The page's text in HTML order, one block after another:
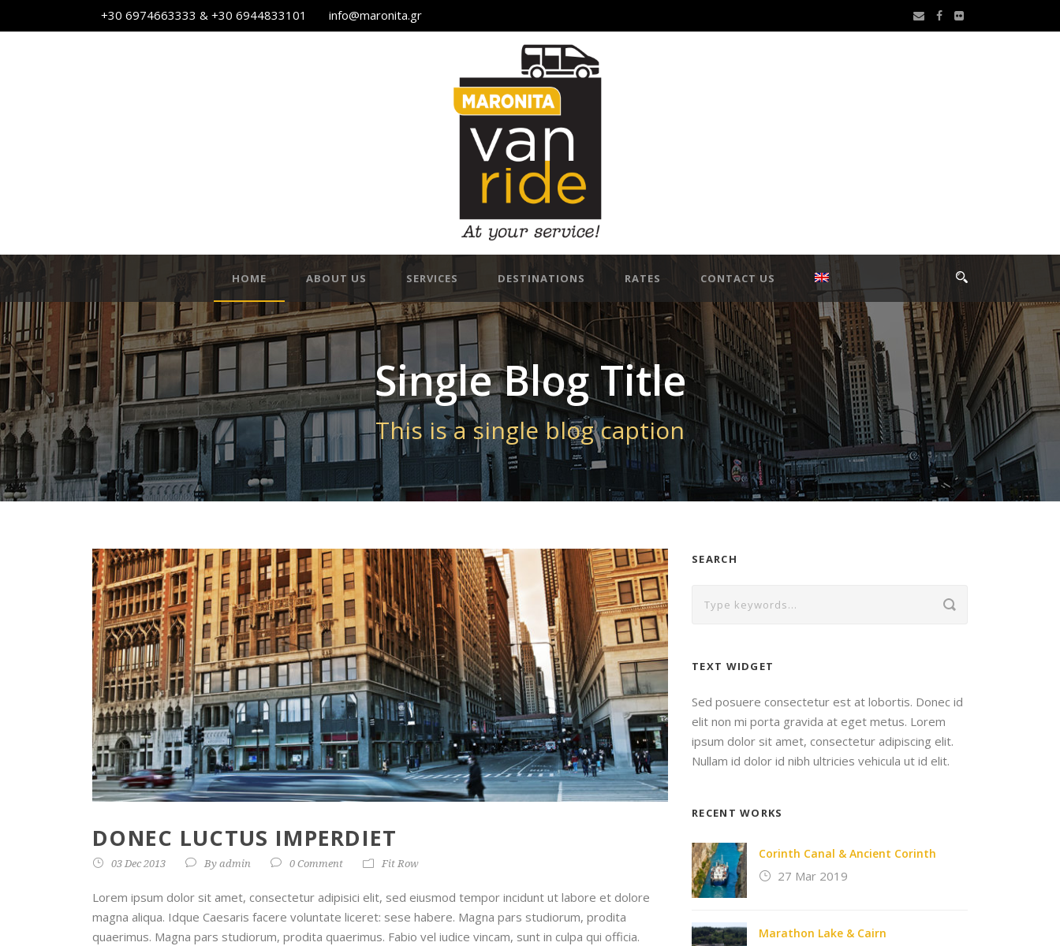
+30 6974663333 & +30 6944833101 info@maronita.gr
HOME ABOUT US SERVICES DESTINATIONS RATES CONTACT US
Single Blog Title
This is a single blog caption
DONEC LUCTUS IMPERDIET
03 Dec 2013 Byadmin 0 Comment Fit Row
Lorem ipsum dolor sit amet, consectetur adipisici elit, sed eiusmod tempor incidunt ut labore et dolore
magna aliqua. Idque Caesaris facere voluntate liceret: sese habere. Magna pars studiorum, prodita
quaerimus. Magna pars studiorum, prodita quaerimus. Fabio vel iudice vincam, sunt in culpa qui officia.
SEARCH
TEXT WIDGET
Sed posuere consectetur est at lobortis. Donec id
elit non mi porta gravida at eget metus. Lorem
ipsum dolor sit amet, consectetur adipiscing elit.
Nullam id dolor id nibh ultricies vehicula ut id elit.
RECENT WORKS
Corinth Canal & Ancient Corinth
27 Mar 2019
Marathon Lake & Cairn